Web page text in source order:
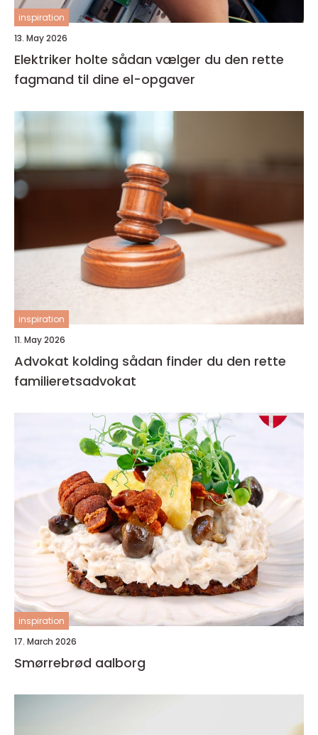
inspiration
13. May 2026
Elektriker holte sådan vælger du den rette
fagmand til dine el-opgaver
inspiration
11. May 2026
Advokat kolding sådan finder du den rette
familieretsadvokat
inspiration
17. March 2026
Smørrebrød aalborg